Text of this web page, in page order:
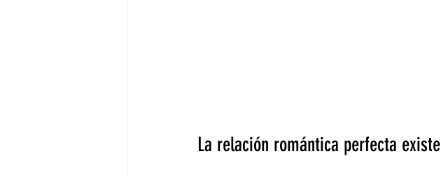
La relación romántica perfecta existe